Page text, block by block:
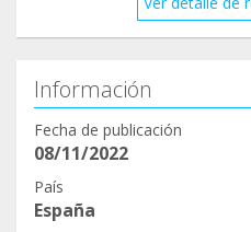
Información
Fecha de publicación
08/11/2022
País
España